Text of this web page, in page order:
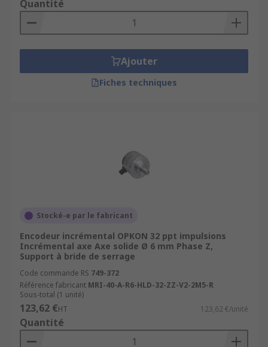
Quantité
Ajouter
Fiches techniques
Stocké-e par le fabricant
Encodeur incrémental OPKON 32 ppt impulsions
Incrémental axe Axe solide Ø 6 mm Phase Z,
Support à bride de serrage
Code commande RS 749-372
Référence fabricant MRI-40-A-R6-HLD-32-ZZ-V2-2M5-R
Sous-total (1 unité)
123,62 €HT 123,62 €/unité
Quantité